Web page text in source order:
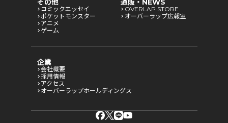
その他
コミックエッセイ
ポケットモンスター
アニメ
ゲーム
通販・NEWS
OVERLAP STORE
オーバーラップ広報室
企業
会社概要
採用情報
アクセス
オーバーラップホールディングス